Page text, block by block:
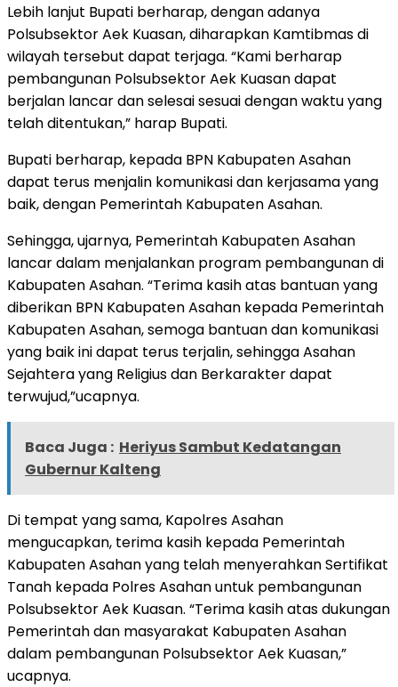
Lebih lanjut Bupati berharap, dengan adanya
Polsubsektor Aek Kuasan, diharapkan Kamtibmas di
wilayah tersebut dapat terjaga. “Kami berharap
pembangunan Polsubsektor Aek Kuasan dapat
berjalan lancar dan selesai sesuai dengan waktu yang
telah ditentukan,” harap Bupati.
Bupati berharap, kepada BPN Kabupaten Asahan
dapat terus menjalin komunikasi dan kerjasama yang
baik, dengan Pemerintah Kabupaten Asahan.
Sehingga, ujarnya, Pemerintah Kabupaten Asahan
lancar dalam menjalankan program pembangunan di
Kabupaten Asahan. “Terima kasih atas bantuan yang
diberikan BPN Kabupaten Asahan kepada Pemerintah
Kabupaten Asahan, semoga bantuan dan komunikasi
yang baik ini dapat terus terjalin, sehingga Asahan
Sejahtera yang Religius dan Berkarakter dapat
terwujud,”ucapnya.
Baca Juga : Heriyus Sambut Kedatangan
Gubernur Kalteng
Di tempat yang sama, Kapolres Asahan
mengucapkan, terima kasih kepada Pemerintah
Kabupaten Asahan yang telah menyerahkan Sertifikat
Tanah kepada Polres Asahan untuk pembangunan
Polsubsektor Aek Kuasan. “Terima kasih atas dukungan
Pemerintah dan masyarakat Kabupaten Asahan
dalam pembangunan Polsubsektor Aek Kuasan,”
ucapnya.